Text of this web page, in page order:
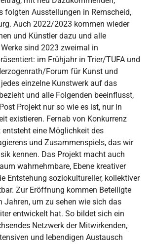
folgten Ausstellungen in Remscheid,
Auch 2022/2023 kommen wieder
und Künstler dazu und alle
sind 2023 zweimal in
im Frühjahr in Trier/TUFA und
Forum für Kunst und
einzelne Kunstwerk auf das
und alle Folgenden beeinflusst,
Projekt nur so wie es ist, nur in
existieren. Fernab von Konkurrenz
eine Möglichkeit des
und Zusammenspiels, das wir
kennen. Das Projekt macht auch
wahrnehmbare, Ebene kreativer
Entstehung soziokultureller, kollektiver
Zur Eröffnung kommen Beteiligte
Jahren, um zu sehen wie sich das
entwickelt hat. So bildet sich ein
Netzwerk der Mitwirkenden,
und lebendigen Austausch